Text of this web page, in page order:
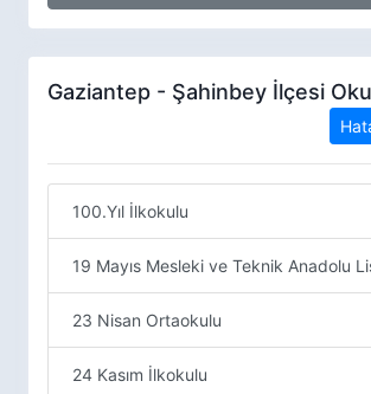
Gaziantep - Şahinbey İlçesi
100.Yıl İlkokulu
19 Mayıs Mesleki ve Teknik Anadolu
23 Nisan Ortaokulu
24 Kasım İlkokulu